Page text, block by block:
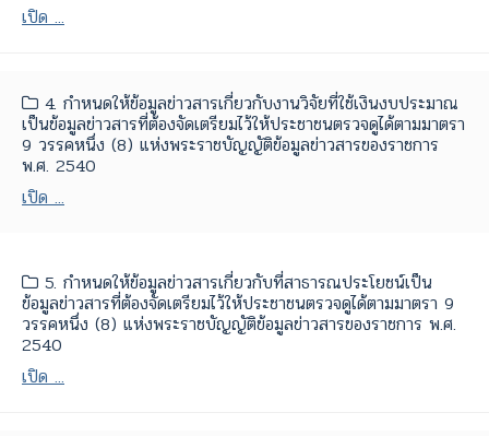
เปิด ...
4. กำหนดให้ข้อมูลข่าวสารเกี่ยวกับงานวิจัยที่ใช้เงินงบประมาณ
เป็นข้อมูลข่าวสารที่ต้องจัดเตรียมไว้ให้ประชาชนตรวจดูได้ตามมาตรา
9 วรรคหนึ่ง (8) แห่งพระราชบัญญัติข้อมูลข่าวสารของราชการ
พ.ศ. 2540
เปิด ...
5. กำหนดให้ข้อมูลข่าวสารเกี่ยวกับที่สาธารณประโยชน์เป็น
ข้อมูลข่าวสารที่ต้องจัดเตรียมไว้ให้ประชาชนตรวจดูได้ตามมาตรา 9
วรรคหนึ่ง (8) แห่งพระราชบัญญัติข้อมูลข่าวสารของราชการ พ.ศ.
2540
เปิด ...